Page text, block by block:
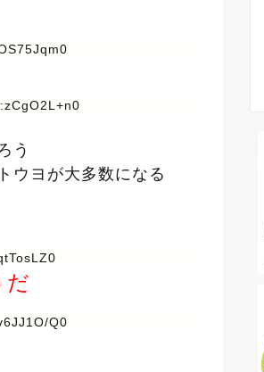
う
ウヨが大多数になる
だ
Q0